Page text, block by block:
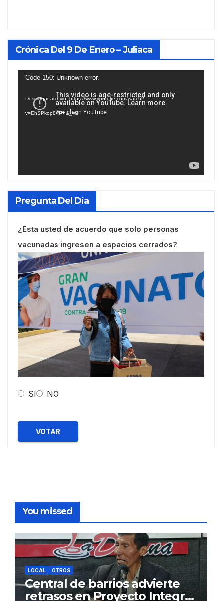
Crónica Del 9 De Enero – Juliaca
Reproductor
vídeo
Code 150: Unknown error.
Descargar archivo: https://www.youtube.com/watch?
v=EhSPkop8KPY&_=2
Pregunta Del Día
¿Esta usted de acuerdo que solo personas
vacunadas ingresen a espacios cerrados?
SI NO
VOTAR
You missed
LOCAL OTROS
Central de barrios advierte
retrasos en Proyecto Integral